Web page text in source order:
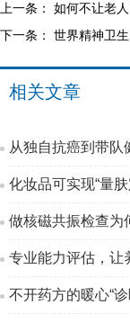
上一条： 如何不让老人
下一条： 世界精神卫
相关文章
从独自抗癌到带队
化妆品可实现“量肤
做核磁共振检查为
专业能力评估，让
不开药方的暖心“诊